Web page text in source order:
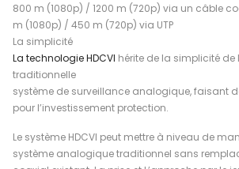
800 m (1080p) / 1200 m (720p) via un câble
m (1080p) / 450 m (720p) via UTP
La simplicité
La technologie HDCVI hérite de la simplicité
traditionnelle
système de surveillance analogique, faisant
pour l’investissement protection.
Le système HDCVI peut mettre à niveau de
système analogique traditionnel sans